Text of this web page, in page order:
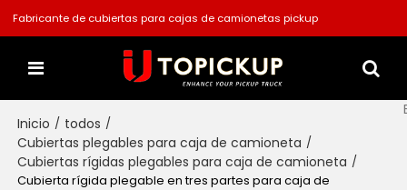
Fabricante de cubiertas para cajas de camionetas pickup
Inicio / todos /
Cubiertas plegables para caja de camioneta /
Cubiertas rígidas plegables para caja de camioneta /
Cubierta rígida plegable en tres partes para caja de